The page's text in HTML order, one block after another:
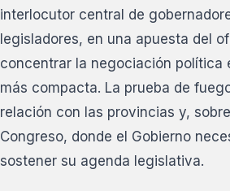
interlocutor central de
legisladores, en una apuesta del
concentrar la negociación política
más compacta. La prueba de
relación con las provincias y,
Congreso, donde el Gobierno
sostener su agenda legislativa.